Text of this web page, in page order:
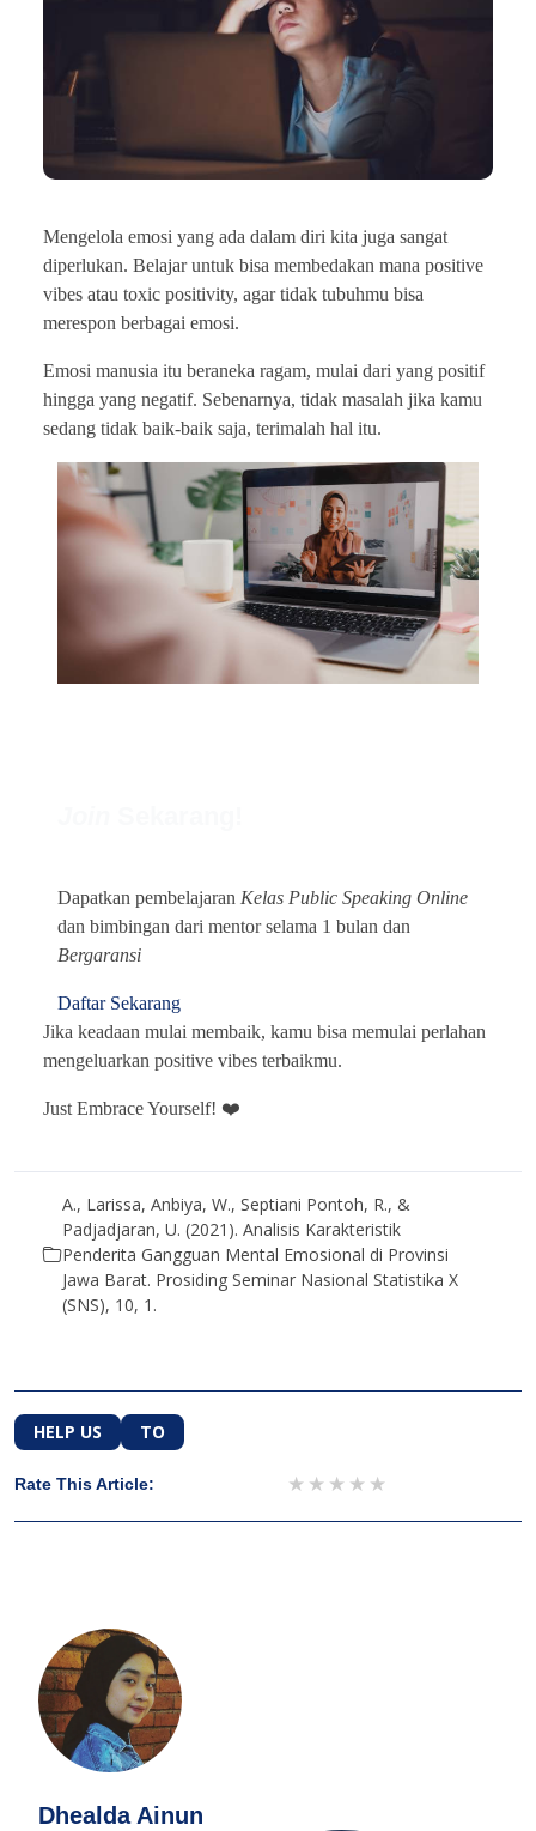
Mengelola emosi yang ada dalam diri kita juga sangat
diperlukan. Belajar untuk bisa membedakan mana positive
vibes atau toxic positivity, agar tidak tubuhmu bisa
merespon berbagai emosi.
Emosi manusia itu beraneka ragam, mulai dari yang positif
hingga yang negatif. Sebenarnya, tidak masalah jika kamu
sedang tidak baik-baik saja, terimalah hal itu.
Dapatkan pembelajaran Kelas Public Speaking Online
dan bimbingan dari mentor selama 1 bulan dan
Bergaransi
Daftar Sekarang
Jika keadaan mulai membaik, kamu bisa memulai perlahan
mengeluarkan positive vibes terbaikmu.
Just Embrace Yourself! ❤️
A., Larissa, Anbiya, W., Septiani Pontoh, R., &
Padjadjaran, U. (2021). Analisis Karakteristik
Penderita Gangguan Mental Emosional di Provinsi
Jawa Barat. Prosiding Seminar Nasional Statistika X
(SNS), 10, 1.
HELP US TO
Rate This Article: 4 stars
3 stars
2 stars
1 star
Dhealda Ainun